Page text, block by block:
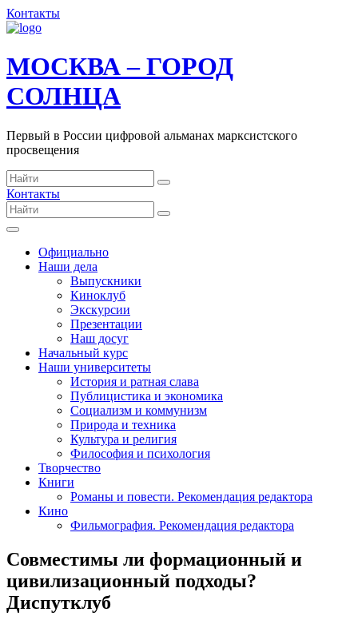
Контакты
МОСКВА – ГОРОД
СОЛНЦА
Первый в России цифровой альманах марксистского
просвещения
Контакты
Официально
Наши дела
Выпускники
Киноклуб
Экскурсии
Презентации
Наш досуг
Начальный курс
Наши университеты
История и ратная слава
Публицистика и экономика
Социализм и коммунизм
Природа и техника
Культура и религия
Философия и психология
Творчество
Книги
Романы и повести. Рекомендация редактора
Кино
Фильмография. Рекомендация редактора
Совместимы ли формационный и
цивилизационный подходы?
Диспутклуб